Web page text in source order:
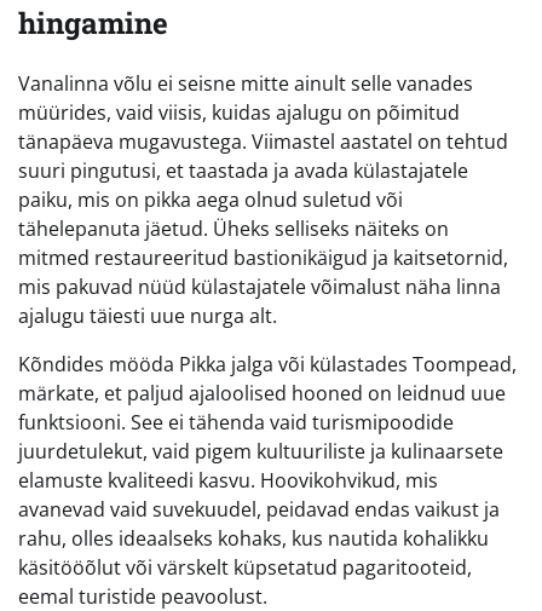
hingamine
Vanalinna võlu ei seisne mitte ainult selle vanades
müürides, vaid viisis, kuidas ajalugu on põimitud
tänapäeva mugavustega. Viimastel aastatel on tehtud
suuri pingutusi, et taastada ja avada külastajatele
paiku, mis on pikka aega olnud suletud või
tähelepanuta jäetud. Üheks selliseks näiteks on
mitmed restaureeritud bastionikäigud ja kaitsetornid,
mis pakuvad nüüd külastajatele võimalust näha linna
ajalugu täiesti uue nurga alt.
Kõndides mööda Pikka jalga või külastades Toompead,
märkate, et paljud ajaloolised hooned on leidnud uue
funktsiooni. See ei tähenda vaid turismipoodide
juurdetulekut, vaid pigem kultuuriliste ja kulinaarsete
elamuste kvaliteedi kasvu. Hoovikohvikud, mis
avanevad vaid suvekuudel, peidavad endas vaikust ja
rahu, olles ideaalseks kohaks, kus nautida kohalikku
käsitööõlut või värskelt küpsetatud pagaritooteid,
eemal turistide peavoolust.